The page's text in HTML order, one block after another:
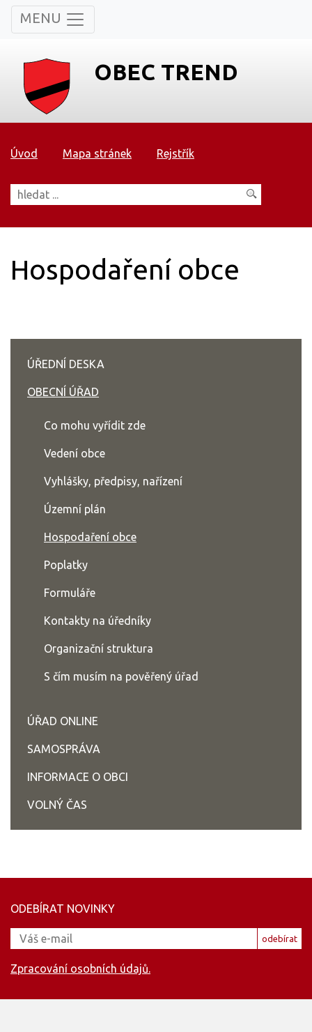
MENU
OBEC TREND
Úvod Mapa stránek Rejstřík
Hospodaření obce
ÚŘEDNÍ DESKA
OBECNÍ ÚŘAD
Co mohu vyřídit zde
Vedení obce
Vyhlášky, předpisy, nařízení
Územní plán
Hospodaření obce
Poplatky
Formuláře
Kontakty na úředníky
Organizační struktura
S čím musím na pověřený úřad
ÚŘAD ONLINE
SAMOSPRÁVA
INFORMACE O OBCI
VOLNÝ ČAS
ODEBÍRAT NOVINKY
odebírat
Zpracování osobních údajů.